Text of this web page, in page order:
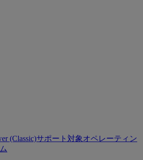
(Classic)サポート対象オペレーティン